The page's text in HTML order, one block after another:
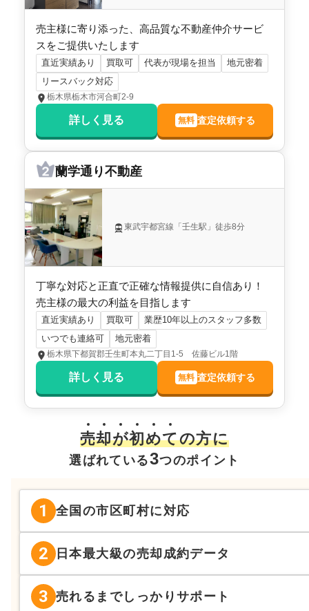
売主様に寄り添った、高品質な不動産仲介サービ
スをご提供いたします
直近実績あり 買取可 代表が現場を担当
地元密着
リースバック対応
栃木県栃木市河合町2-9
詳しく見る 無料 査定依頼する
蘭学通り不動産
東武宇都宮線「壬生駅」徒歩8分
丁寧な対応と正直で正確な情報提供に自信あり！
売主様の最大の利益を目指します
直近実績あり 買取可
業歴10年以上のスタッフ多数
いつでも連絡可
地元密着
栃木県下都賀郡壬生町本丸二丁目1-5 佐藤ビル1階
詳しく見る 無料 査定依頼する
売却が初めての方に
選ばれている3つのポイント
1 全国の市区町村に対応
2 日本最大級の売却成約データ
3 売れるまでしっかりサポート